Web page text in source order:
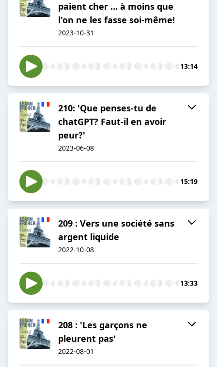
paient cher … à moins que
l'on ne les fasse soi-même!
2023-10-31
13:14
210: 'Que penses-tu de
chatGPT? Faut-il en avoir
peur?'
2023-06-08
15:19
209 : Vers une société sans
argent liquide
2022-10-08
13:33
208 : 'Les garçons ne
pleurent pas'
2022-08-01